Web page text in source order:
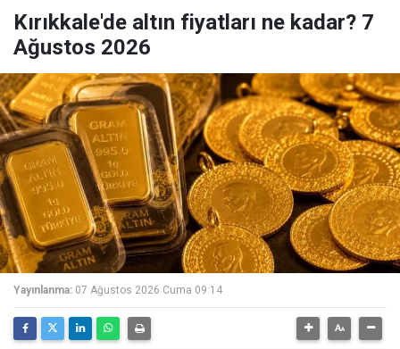
Kırıkkale'de altın fiyatları ne kadar? 7
Ağustos 2026
Yayınlanma: 07 Ağustos 2026 Cuma 09:14